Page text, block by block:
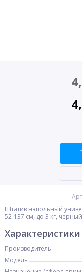
Штатив напольный
52-137 см, до 3 кг, черный
Характеристики
Производитель
Модель